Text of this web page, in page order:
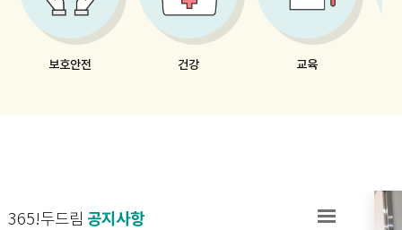
보호안전 건강 교육
365!두드림 공지사항